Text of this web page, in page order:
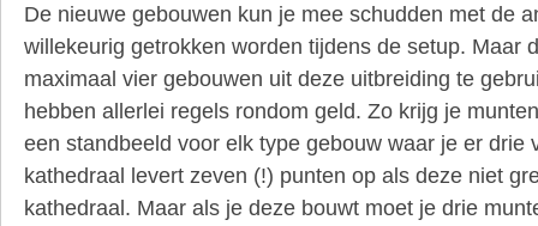
De nieuwe gebouwen kun je mee schudden met de
willekeurig getrokken worden tijdens de setup. Maar
maximaal vier gebouwen uit deze uitbreiding te
hebben allerlei regels rondom geld. Zo krijg je
een standbeeld voor elk type gebouw waar je er drie
kathedraal levert zeven (!) punten op als deze niet
kathedraal. Maar als je deze bouwt moet je drie